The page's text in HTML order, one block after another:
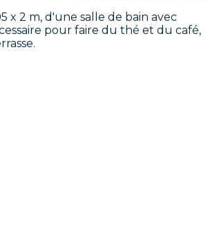
x 2 m, d'une salle de bain avec
pour faire du thé et du café,